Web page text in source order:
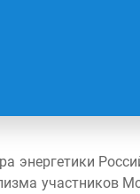
энергетики
участников